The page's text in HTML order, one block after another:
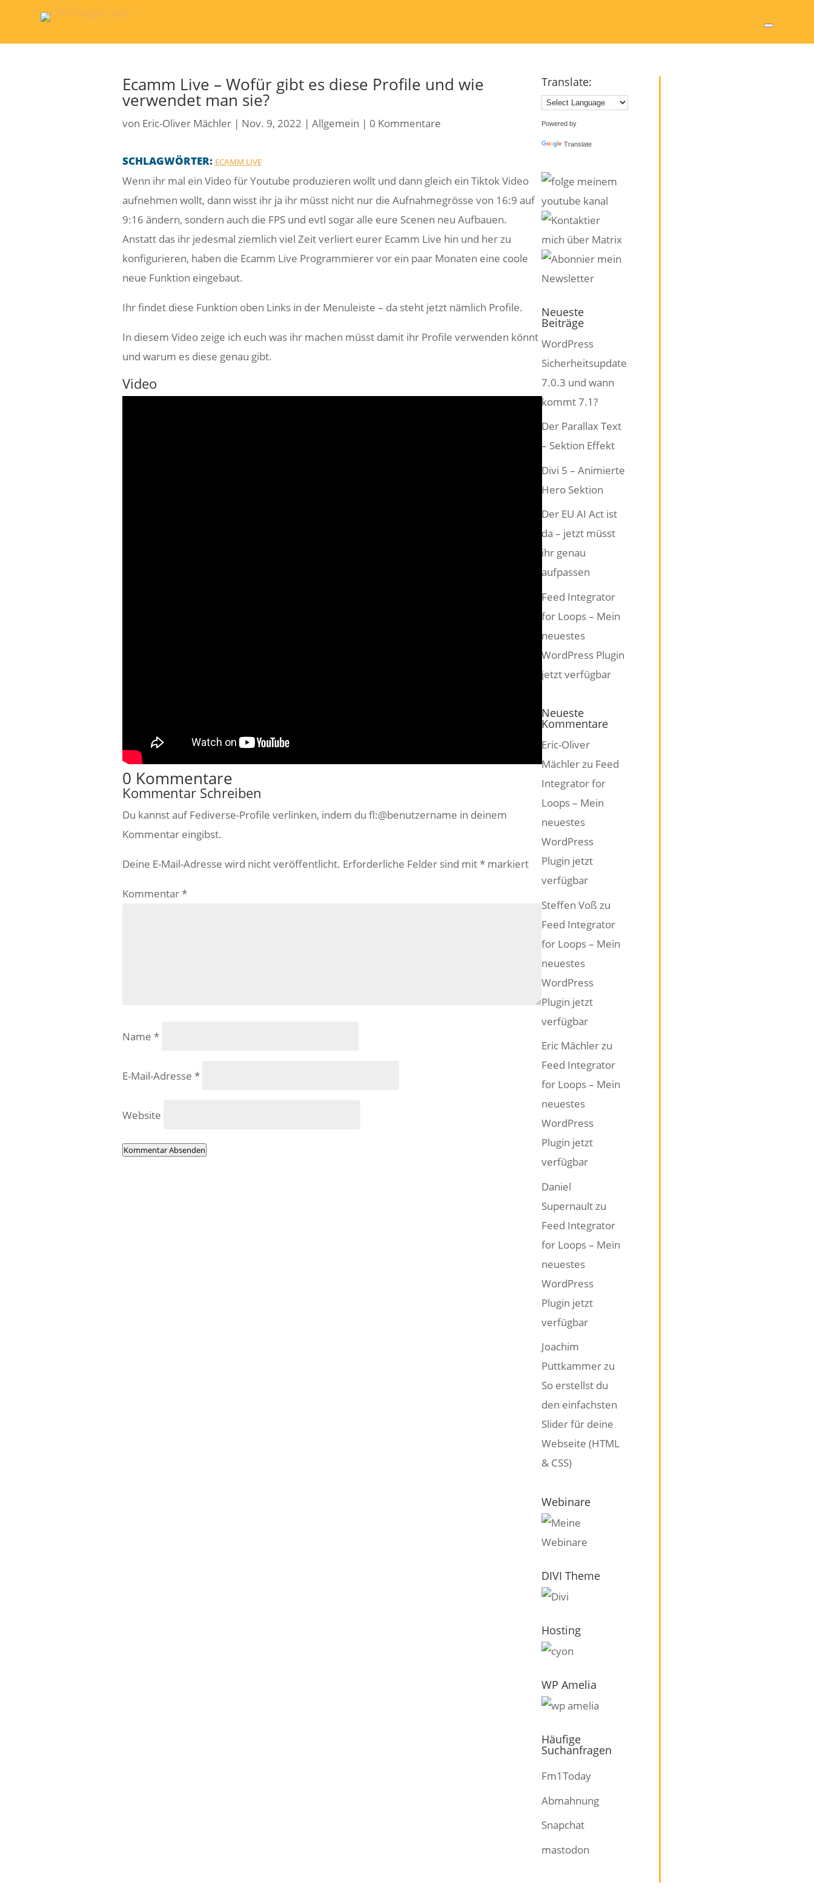
Ecamm Live – Wofür gibt es diese Profile und wie
verwendet man sie?
von Eric-Oliver Mächler| Nov. 9, 2022 | Allgemein | 0 Kommentare
SCHLAGWÖRTER: ECAMM LIVE
Wenn ihr mal ein Video für Youtube produzieren wollt und dann gleich ein Tiktok Video
aufnehmen wollt, dann wisst ihr ja ihr müsst nicht nur die Aufnahmegrösse von 16:9 auf
9:16 ändern, sondern auch die FPS und evtl sogar alle eure Scenen neu Aufbauen.
Anstatt das ihr jedesmal ziemlich viel Zeit verliert eurer Ecamm Live hin und her zu
konfigurieren, haben die Ecamm Live Programmierer vor ein paar Monaten eine coole
neue Funktion eingebaut.
Ihr findet diese Funktion oben Links in der Menuleiste – da steht jetzt nämlich Profile.
In diesem Video zeige ich euch was ihr machen müsst damit ihr Profile verwenden könnt
und warum es diese genau gibt.
Video
0 Kommentare
Kommentar Schreiben
Du kannst auf Fediverse-Profile verlinken, indem du fl:@benutzername in deinem
Kommentar eingibst.
Deine E-Mail-Adresse wird nicht veröffentlicht. Erforderliche Felder sind mit*markiert
Kommentar*
Name *
E-Mail-Adresse *
Website
Kommentar Absenden
Translate:
Powered by
Translate
Neueste
Beiträge
WordPress
Sicherheitsupdate
7.0.3 und wann
kommt 7.1?
Der Parallax Text
– Sektion Effekt
Divi 5 – Animierte
Hero Sektion
Der EU AI Act ist
da – jetzt müsst
ihr genau
aufpassen
Feed Integrator
for Loops – Mein
neuestes
WordPress Plugin
jetzt verfügbar
Neueste
Kommentare
Eric-Oliver
Mächlerzu Feed
Integrator for
Loops – Mein
neuestes
WordPress
Plugin jetzt
verfügbar
Steffen Voß zu
Feed Integrator
for Loops – Mein
neuestes
WordPress
Plugin jetzt
verfügbar
Eric Mächlerzu
Feed Integrator
for Loops – Mein
neuestes
WordPress
Plugin jetzt
verfügbar
Daniel
Supernaultzu
Feed Integrator
for Loops – Mein
neuestes
WordPress
Plugin jetzt
verfügbar
Joachim
Puttkammerzu
So erstellst du
den einfachsten
Slider für deine
Webseite (HTML
& CSS)
Webinare
DIVI Theme
Hosting
WP Amelia
Häufige
Suchanfragen
Fm1Today
Abmahnung
Snapchat
mastodon